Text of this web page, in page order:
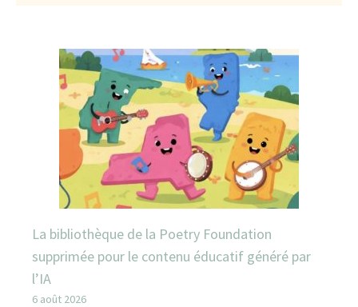
La bibliothèque de la Poetry Foundation
supprimée pour le contenu éducatif généré par
l’IA
6 août 2026